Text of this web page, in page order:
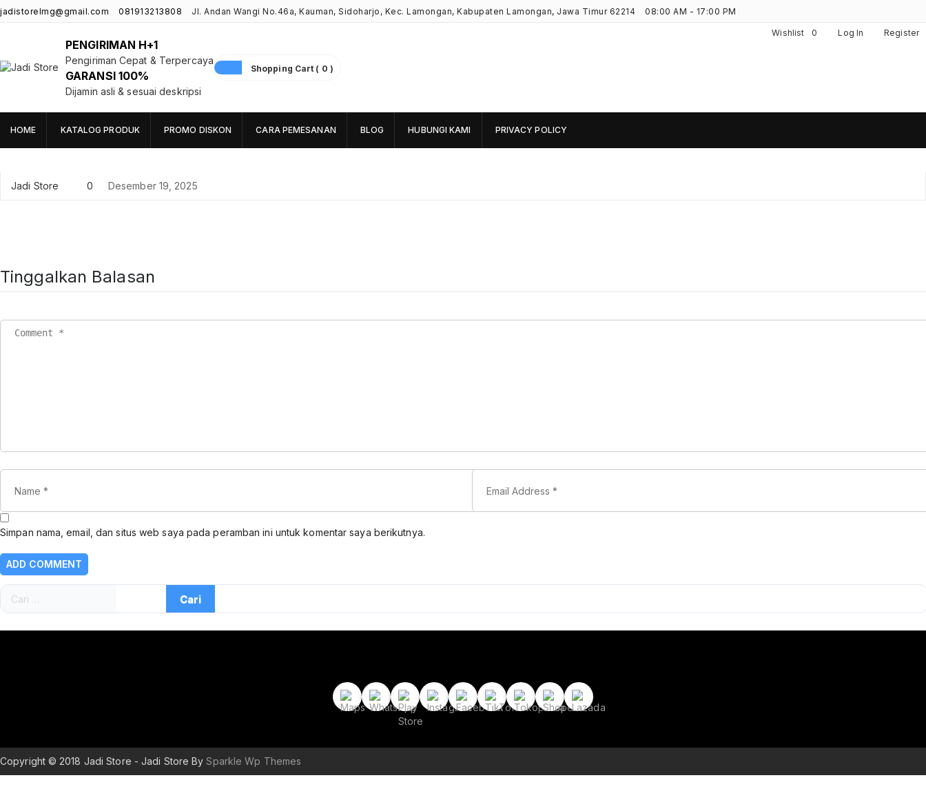
jadistorelmg@gmail.com 081913213808 Jl. Andan Wangi No.46a, Kauman, Sidoharjo, Kec. Lamongan, Kabupaten Lamongan, Jawa Timur 62214 08:00 AM - 17:00 PM
Wishlist 0 Log In Register
Jadi Store
Pusat Aksesoris HP, Komputer & Produk Unik di Lamongan
PENGIRIMAN H+1
Pengiriman Cepat & Terpercaya
GARANSI 100%
Dijamin asli & sesuai deskripsi
Shopping Cart ( 0 )
HOME KATALOG PRODUK PROMO DISKON CARA PEMESANAN BLOG HUBUNGI KAMI PRIVACY POLICY
Jadi Store 0 Desember 19, 2025
Tinggalkan Balasan
Simpan nama, email, dan situs web saya pada peramban ini untuk komentar saya berikutnya.
untuk:
Copyright © 2018 Jadi Store - Jadi Store BySparkle Wp Themes